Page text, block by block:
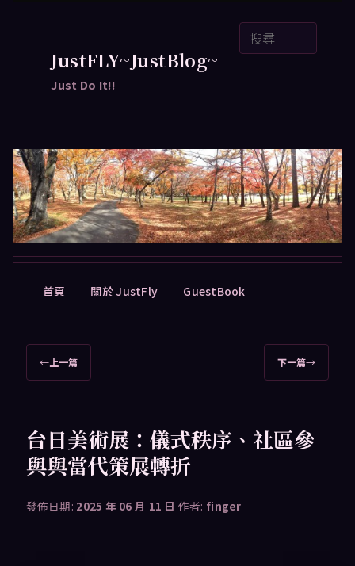
JustFLY~JustBlog~
Just Do It!!
首頁 關於 JustFly GuestBook
章
←上一篇 下一篇→
台日美術展：儀式秩序、社區參
與與當代策展轉折
發佈日期: 2025 年 06 月 11 日 作者: finger